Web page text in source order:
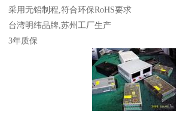
采用无铅制程,符合环保RoHS要求
台湾明纬品牌,苏州工厂生产
3年质保